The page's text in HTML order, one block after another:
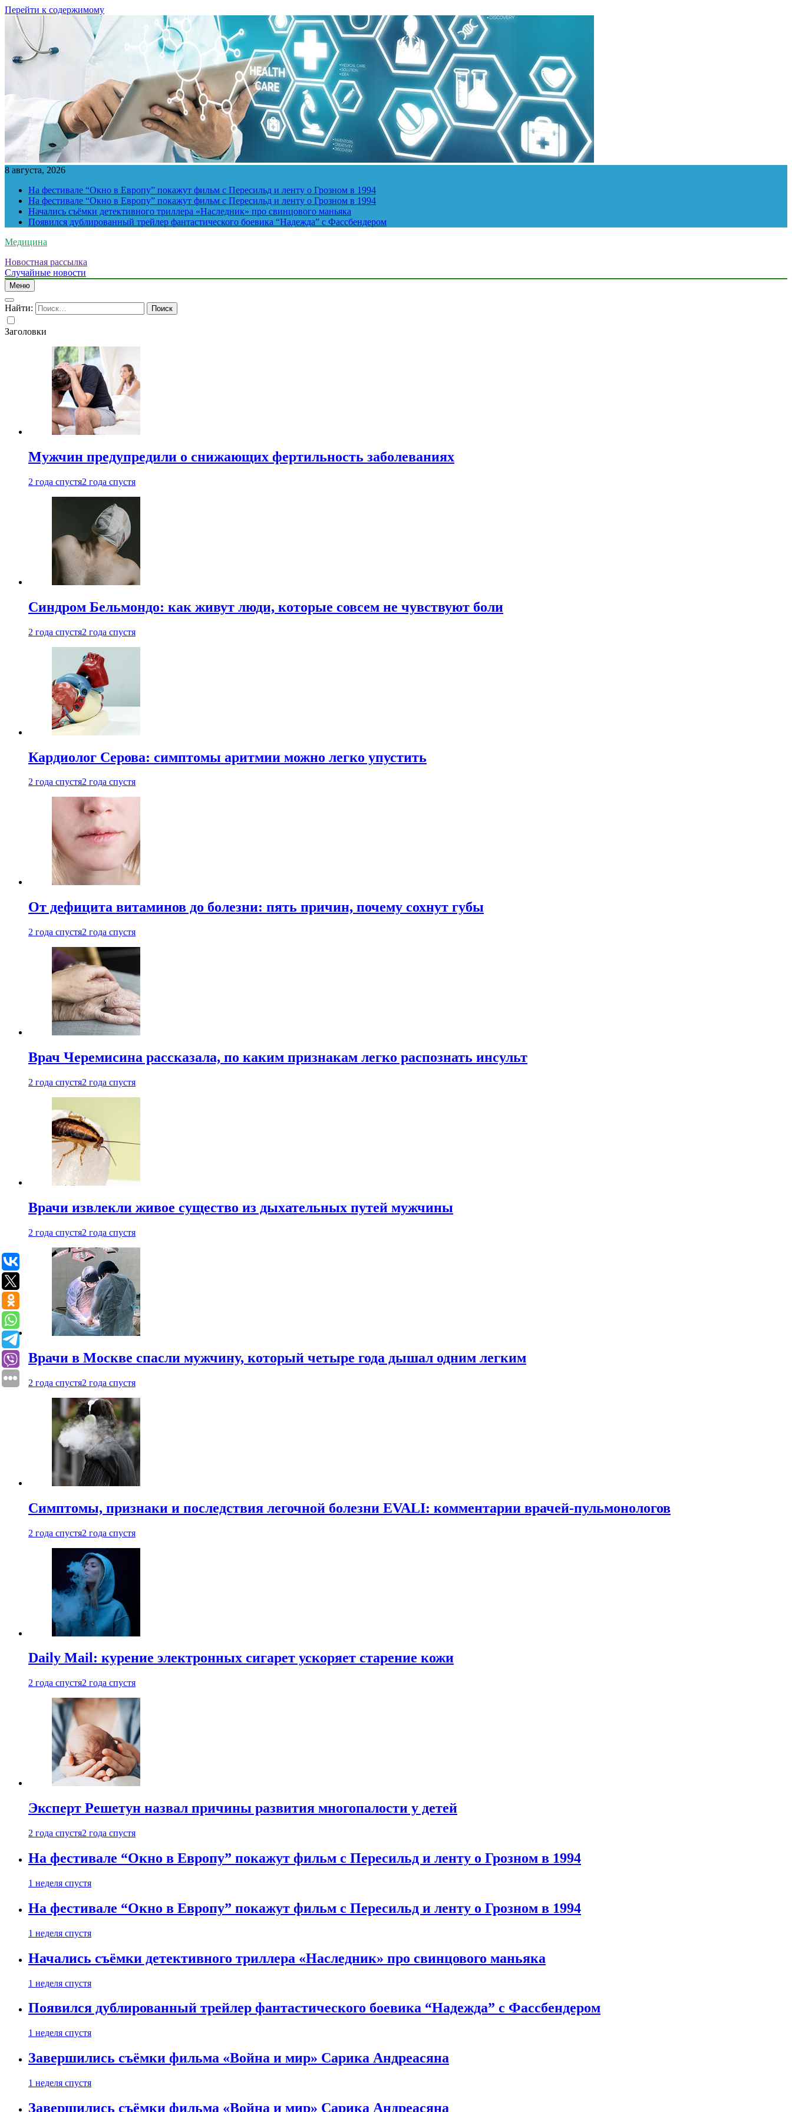
Перейти к содержимому
8 августа, 2026
На фестивале “Окно в Европу” покажут фильм с Пересильд и ленту о Грозном в 1994
На фестивале “Окно в Европу” покажут фильм с Пересильд и ленту о Грозном в 1994
Начались съёмки детективного триллера «Наследник» про свинцового маньяка
Появился дублированный трейлер фантастического боевика “Надежда” с Фассбендером
Медицина
Новостная рассылка
Случайные новости
Меню
Найти:
Заголовки
Мужчин предупредили о снижающих фертильность заболеваниях
2 года спустя2 года спустя
Синдром Бельмондо: как живут люди, которые совсем не чувствуют боли
2 года спустя2 года спустя
Кардиолог Серова: симптомы аритмии можно легко упустить
2 года спустя2 года спустя
От дефицита витаминов до болезни: пять причин, почему сохнут губы
2 года спустя2 года спустя
Врач Черемисина рассказала, по каким признакам легко распознать инсульт
2 года спустя2 года спустя
Врачи извлекли живое существо из дыхательных путей мужчины
2 года спустя2 года спустя
Врачи в Москве спасли мужчину, который четыре года дышал одним легким
2 года спустя2 года спустя
Симптомы, признаки и последствия легочной болезни EVALI: комментарии врачей-пульмонологов
2 года спустя2 года спустя
Daily Mail: курение электронных сигарет ускоряет старение кожи
2 года спустя2 года спустя
Эксперт Решетун назвал причины развития многопалости у детей
2 года спустя2 года спустя
На фестивале “Окно в Европу” покажут фильм с Пересильд и ленту о Грозном в 1994
1 неделя спустя
На фестивале “Окно в Европу” покажут фильм с Пересильд и ленту о Грозном в 1994
1 неделя спустя
Начались съёмки детективного триллера «Наследник» про свинцового маньяка
1 неделя спустя
Появился дублированный трейлер фантастического боевика “Надежда” с Фассбендером
1 неделя спустя
Завершились съёмки фильма «Война и мир» Сарика Андреасяна
1 неделя спустя
Завершились съёмки фильма «Война и мир» Сарика Андреасяна